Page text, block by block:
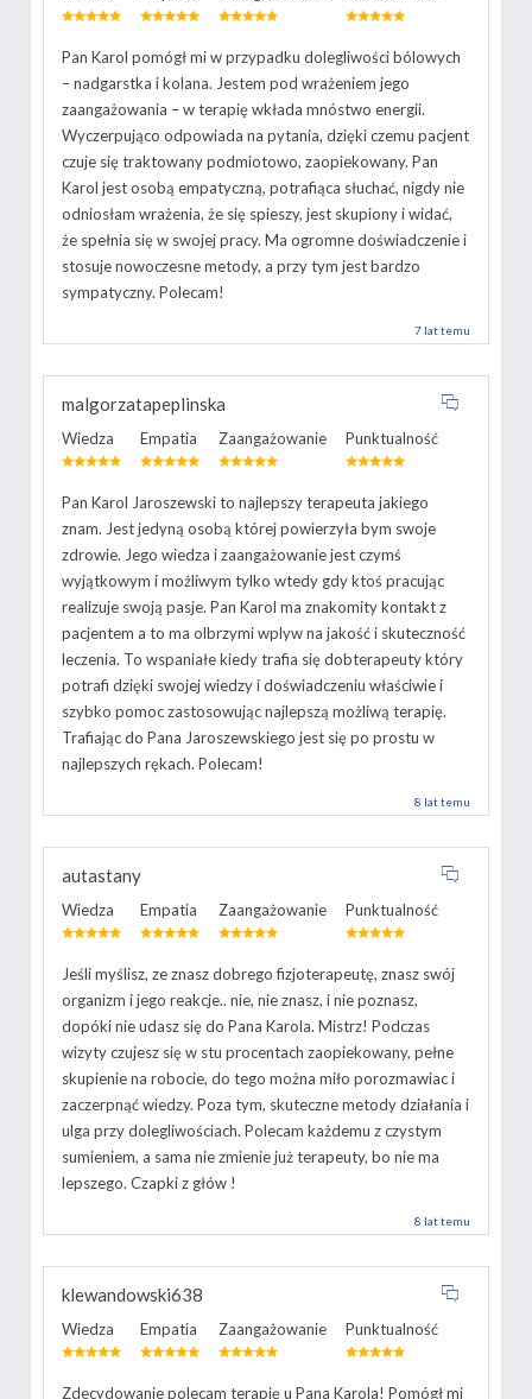
Pan Karol pomógł mi w przypadku dolegliwości bólowych
– nadgarstka i kolana. Jestem pod wrażeniem jego
zaangażowania – w terapię wkłada mnóstwo energii.
Wyczerpująco odpowiada na pytania, dzięki czemu pacjent
czuje się traktowany podmiotowo, zaopiekowany. Pan
Karol jest osobą empatyczną, potrafiąca słuchać, nigdy nie
odniosłam wrażenia, że się spieszy, jest skupiony i widać,
że spełnia się w swojej pracy. Ma ogromne doświadczenie i
stosuje nowoczesne metody, a przy tym jest bardzo
sympatyczny. Polecam!
7 lat temu
malgorzatapeplinska
Wiedza Empatia Zaangażowanie Punktualność
Pan Karol Jaroszewski to najlepszy terapeuta jakiego
znam. Jest jedyną osobą której powierzyła bym swoje
zdrowie. Jego wiedza i zaangażowanie jest czymś
wyjątkowym i możliwym tylko wtedy gdy ktoś pracując
realizuje swoją pasje. Pan Karol ma znakomity kontakt z
pacjentem a to ma olbrzymi wplyw na jakość i skuteczność
leczenia. To wspaniałe kiedy trafia się dobterapeuty który
potrafi dzięki swojej wiedzy i doświadczeniu właściwie i
szybko pomoc zastosowując najlepszą możliwą terapię.
Trafiając do Pana Jaroszewskiego jest się po prostu w
najlepszych rękach. Polecam!
8 lat temu
autastany
Wiedza Empatia Zaangażowanie Punktualność
Jeśli myślisz, ze znasz dobrego fizjoterapeutę, znasz swój
organizm i jego reakcje.. nie, nie znasz, i nie poznasz,
dopóki nie udasz się do Pana Karola. Mistrz! Podczas
wizyty czujesz się w stu procentach zaopiekowany, pełne
skupienie na robocie, do tego można miło porozmawiac i
zaczerpnąć wiedzy. Poza tym, skuteczne metody działania i
ulga przy dolegliwościach. Polecam każdemu z czystym
sumieniem, a sama nie zmienie już terapeuty, bo nie ma
lepszego. Czapki z głów !
8 lat temu
klewandowski638
Wiedza Empatia Zaangażowanie Punktualność
Zdecydowanie polecam terapię u Pana Karola! Pomógł mi